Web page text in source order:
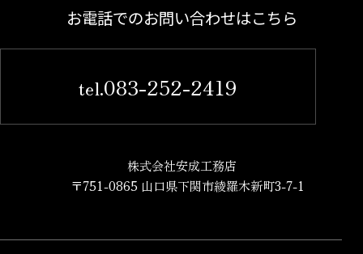
お電話でのお問い合わせはこちら
tel.083-252-2419
株式会社安成工務店
〒751-0865 山口県下関市綾羅木新町3-7-1